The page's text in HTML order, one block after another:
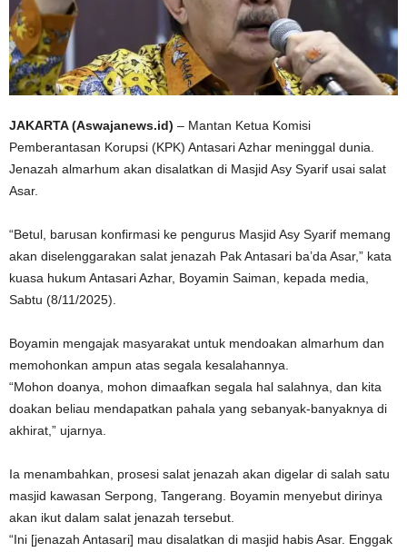
JAKARTA (Aswajanews.id) – Mantan Ketua Komisi
Pemberantasan Korupsi (KPK) Antasari Azhar meninggal dunia.
Jenazah almarhum akan disalatkan di Masjid Asy Syarif usai salat
Asar.
“Betul, barusan konfirmasi ke pengurus Masjid Asy Syarif memang
akan diselenggarakan salat jenazah Pak Antasari ba’da Asar,” kata
kuasa hukum Antasari Azhar, Boyamin Saiman, kepada media,
Sabtu (8/11/2025).
Boyamin mengajak masyarakat untuk mendoakan almarhum dan
memohonkan ampun atas segala kesalahannya.
“Mohon doanya, mohon dimaafkan segala hal salahnya, dan kita
doakan beliau mendapatkan pahala yang sebanyak-banyaknya di
akhirat,” ujarnya.
Ia menambahkan, prosesi salat jenazah akan digelar di salah satu
masjid kawasan Serpong, Tangerang. Boyamin menyebut dirinya
akan ikut dalam salat jenazah tersebut.
“Ini [jenazah Antasari] mau disalatkan di masjid habis Asar. Enggak